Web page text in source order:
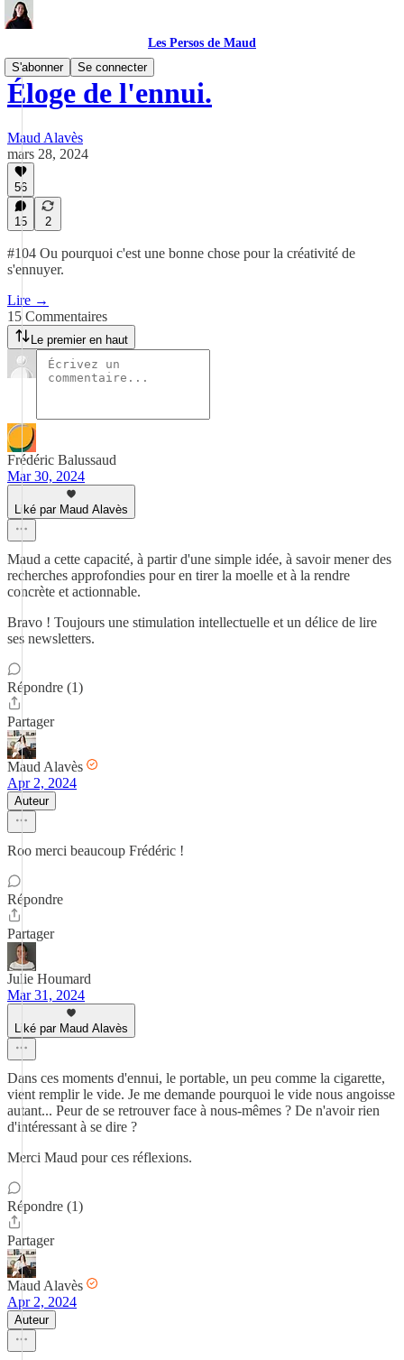
Les Persos de Maud
S'abonner
Se connecter
Éloge de l'ennui.
Maud Alavès
mars 28, 2024
56
15 2
#104 Ou pourquoi c'est une bonne chose pour la créativité de
s'ennuyer.
Lire →
15 Commentaires
Le premier en haut
Frédéric Balussaud
Mar 30, 2024
Liké par Maud Alavès
Maud a cette capacité, à partir d'une simple idée, à savoir mener des
recherches approfondies pour en tirer la moelle et à la rendre
concrète et actionnable.
Bravo ! Toujours une stimulation intellectuelle et un délice de lire
ses newsletters.
Répondre (1)
Partager
Maud Alavès
Apr 2, 2024
Auteur
Roo merci beaucoup Frédéric !
Répondre
Partager
Julie Houmard
Mar 31, 2024
Liké par Maud Alavès
Dans ces moments d'ennui, le portable, un peu comme la cigarette,
vient remplir le vide. Je me demande pourquoi le vide nous angoisse
autant... Peur de se retrouver face à nous-mêmes ? De n'avoir rien
d'intéressant à se dire ?
Merci Maud pour ces réflexions.
Répondre (1)
Partager
Maud Alavès
Apr 2, 2024
Auteur